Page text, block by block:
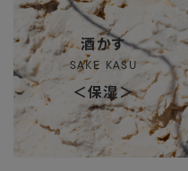
酒かす
SAKE KASU
＜保湿＞